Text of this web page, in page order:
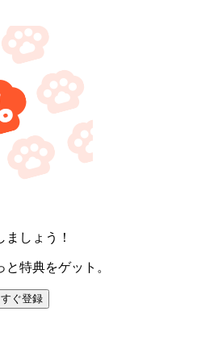
しょう！
特典をゲット。
すぐ登録